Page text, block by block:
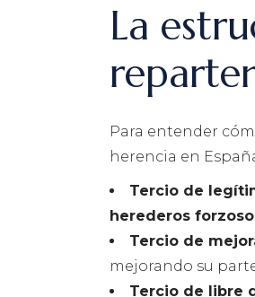
La
Para entender
herencia en
Tercio de
herederos
Tercio de
mejorando su
Tercio de libre